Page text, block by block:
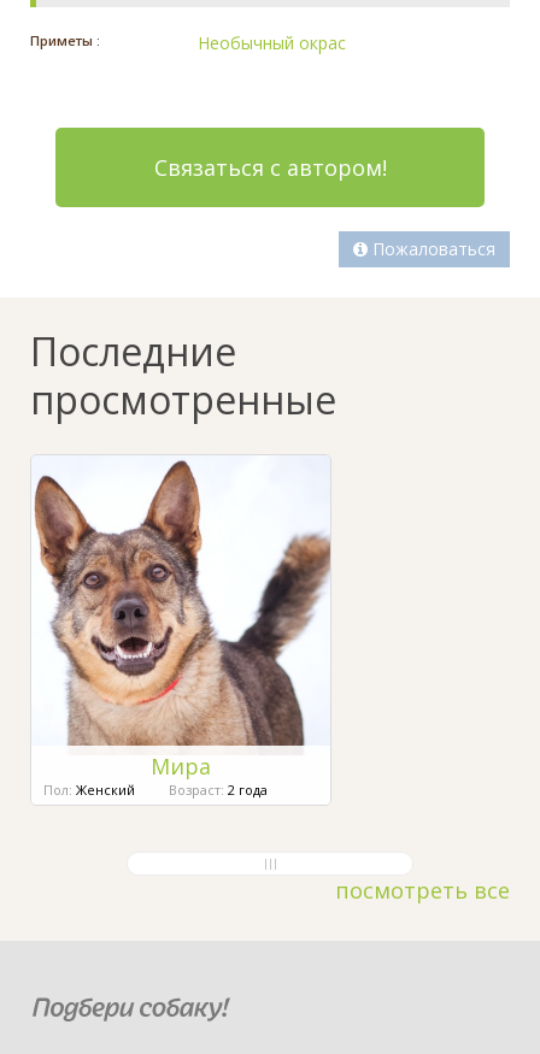
Приметы : Необычный окрас
Связаться с автором!
Пожаловаться
Последние
просмотренные
Мира
Пол: Женский Возраст: 2 года
посмотреть все